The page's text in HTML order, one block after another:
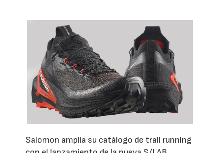
Salomon amplía su catálogo de trail running